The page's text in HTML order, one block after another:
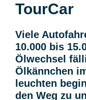
TourCar
Viele
10.000 bis
Ölwechsel
Ölkännchen
leuchten
den Weg zu